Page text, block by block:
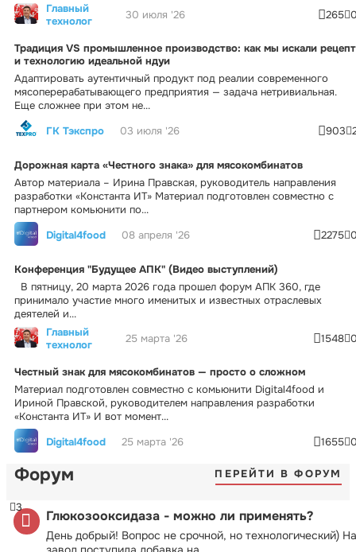
Главный
технолог
30 июля '26 265
Традиция VS промышленное производство: как мы искали рецепт
и технологию идеальной ндуи
Адаптировать аутентичный продукт под реалии современного
мясоперерабатывающего предприятия — задача нетривиальная.
Еще сложнее при этом не...
ГК Тэкспро
03 июля '26 903
Дорожная карта «Честного знака» для мясокомбинатов
Автор материала – Ирина Правская, руководитель направления
разработки «Константа ИТ» Материал подготовлен совместно с
партнером комьюнити по...
Digital4food
08 апреля '26 2275
Конференция "Будущее АПК" (Видео выступлений)
В пятницу, 20 марта 2026 года прошел форум АПК 360, где
принимало участие много именитых и известных отраслевых
деятелей и...
Главный
технолог
25 марта '26 1548
Честный знак для мясокомбинатов — просто о сложном
Материал подготовлен совместно с комьюнити Digital4food и
Ириной Правской, руководителем направления разработки
«Константа ИТ» И вот момент...
Digital4food
25 марта '26 1655
Форум ПЕРЕЙТИ В ФОРУМ
Глюкозооксидаза - можно ли применять?
День добрый! Вопрос не срочной, но технологический) На
3